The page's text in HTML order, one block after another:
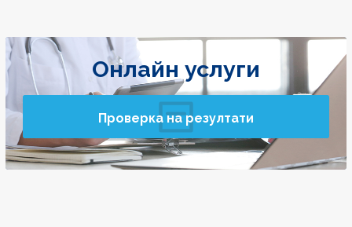
Онлайн услуги
Проверка на резултати